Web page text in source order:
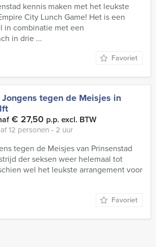
kennis maken met het leukste
City Lunch Game! Het is een
in combinatie met een
in drie ...
Favoriet
Jongens tegen de Meisjes in
€ 27,50 p.p. excl. BTW
12 personen ‐ 2 uur
tegen de Meisjes van Prinsenstad
der seksen weer helemaal tot
wel het leukste arrangement voor
Favoriet